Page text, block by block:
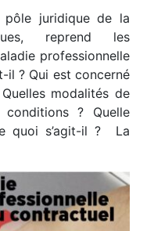
juridique de la
reprend les
professionnelle
il ? Qui est concerné
modalités de
? Quelle
quoi s’agit-il ? La